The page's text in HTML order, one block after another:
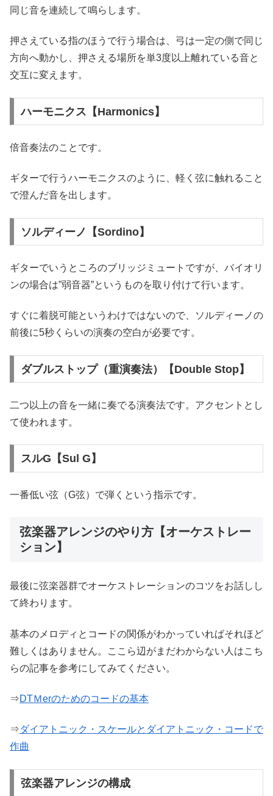
同じ音を連続して鳴らします。
押さえている指のほうで行う場合は、弓は一定の側で同じ
方向へ動かし、押さえる場所を単3度以上離れている音と
交互に変えます。
ハーモニクス【Harmonics】
倍音奏法のことです。
ギターで行うハーモニクスのように、軽く弦に触れること
で澄んだ音を出します。
ソルディーノ【Sordino】
ギターでいうところのブリッジミュートですが、バイオリ
ンの場合は”弱音器”というものを取り付けて行います。
すぐに着脱可能というわけではないので、ソルディーノの
前後に5秒くらいの演奏の空白が必要です。
ダブルストップ（重演奏法）【Double Stop】
二つ以上の音を一緒に奏でる演奏法です。アクセントとし
て使われます。
スルG【Sul G】
一番低い弦（G弦）で弾くという指示です。
弦楽器アレンジのやり方【オーケストレー
ション】
最後に弦楽器群でオーケストレーションのコツをお話しし
て終わります。
基本のメロディとコードの関係がわかっていればそれほど
難しくはありません。ここら辺がまだわからない人はこち
らの記事を参考にしてみてください。
⇒DTＭerのためのコードの基本
⇒ダイアトニック・スケールとダイアトニック・コードで
作曲
弦楽器アレンジの構成